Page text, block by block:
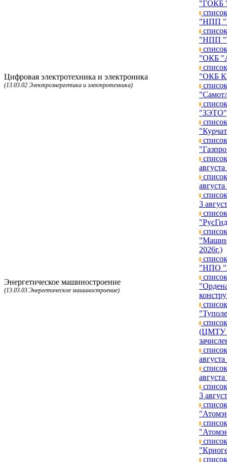
Цифровая электротехника и электроника
(13.03.02 Электроэнергетика и электротехника)
"ГОКБ
"НПП
"НПП
"ОКБ
"ОКБ
"ЗЭТО")
Энергетическое машиностроение
(13.03.03 Энергетическое машиностроение)
3
2026г.)
"НПО
(ЦМТУ
3